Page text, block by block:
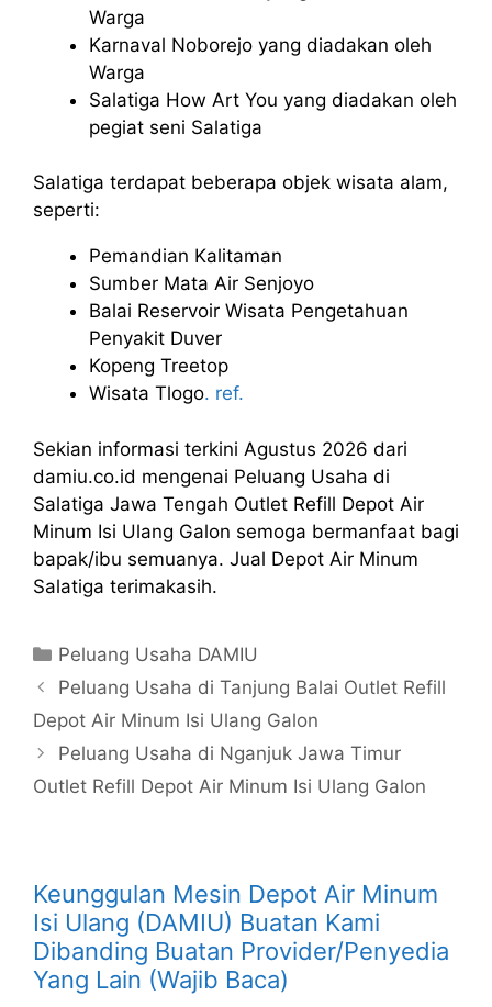
Warga
Karnaval Noborejo yang diadakan oleh
Warga
Salatiga How Art You yang diadakan oleh
pegiat seni Salatiga
Salatiga terdapat beberapa objek wisata alam,
seperti:
Pemandian Kalitaman
Sumber Mata Air Senjoyo
Balai Reservoir Wisata Pengetahuan
Penyakit Duver
Kopeng Treetop
Wisata Tlogo. ref.
Sekian informasi terkini Agustus 2026 dari
damiu.co.id mengenai Peluang Usaha di
Salatiga Jawa Tengah Outlet Refill Depot Air
Minum Isi Ulang Galon semoga bermanfaat bagi
bapak/ibu semuanya. Jual Depot Air Minum
Salatiga terimakasih.
Kategori
Peluang Usaha DAMIU
Peluang Usaha di Tanjung Balai Outlet Refill
Depot Air Minum Isi Ulang Galon
Peluang Usaha di Nganjuk Jawa Timur
Outlet Refill Depot Air Minum Isi Ulang Galon
Keunggulan Mesin Depot Air Minum
Isi Ulang (DAMIU) Buatan Kami
Dibanding Buatan Provider/Penyedia
Yang Lain (Wajib Baca)